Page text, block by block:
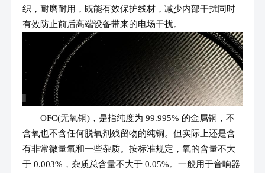
织，耐磨耐用，既能有效保护线材，减少内部干扰同时
有效防止前后高端设备带来的电场干扰。
OFC(无氧铜)，是指纯度为 99.995% 的金属铜，不
含氧也不含任何脱氧剂残留物的纯铜。但实际上还是含
有非常微量氧和一些杂质。按标准规定，氧的含量不大
于 0.003%，杂质总含量不大于 0.05%。一般用于音响器